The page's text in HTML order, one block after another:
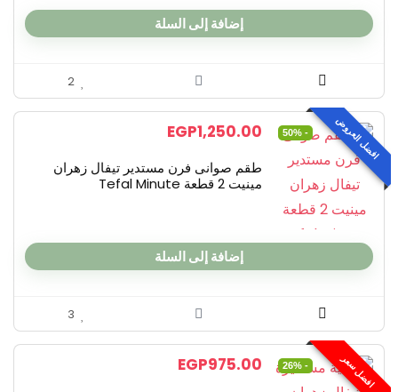
All categories
إضافة إلى السلة
2
افضل العروض - 50%
EGP1,250.00
طقم صوانى فرن مستدير تيفال زهران
مينيت 2 قطعة Tefal Minute
إضافة إلى السلة
3
افضل سعر - 26%
EGP975.00